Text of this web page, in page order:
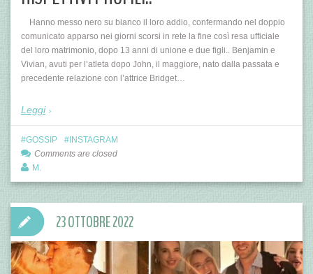
Hanno messo nero su bianco il loro addio, confermando nel doppio
comunicato apparso nei giorni scorsi in rete la fine così resa ufficiale
del loro matrimonio, dopo 13 anni di unione e due figli.. Benjamin e
Vivian, avuti per l’atleta dopo John, il maggiore, nato dalla passata e
precedente relazione con l’attrice Bridget…
Leggi
GOSSIP
INSTAGRAM
Comments are closed
M.
23 OTTOBRE 2022